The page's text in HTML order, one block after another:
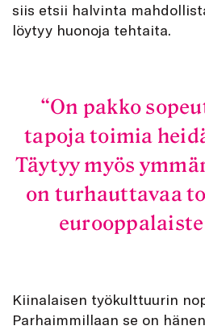
siis etsii halvinta
löytyy huonoja tehtaita.
On pakko
tapoja toimia
Täytyy myös
on turhauttavaa
Kiinalaisen työkulttuurin
Parhaimmillaan se on